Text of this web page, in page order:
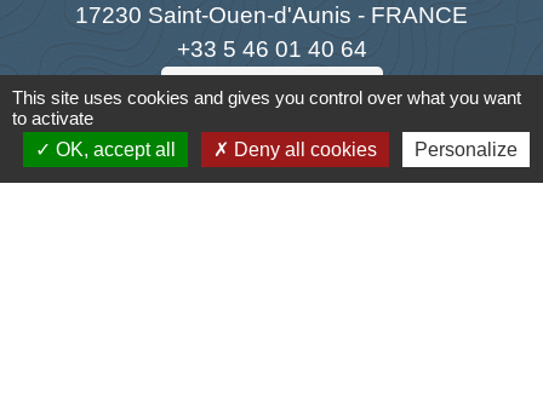
17230 Saint-Ouen-d'Aunis - FRANCE
+33 5 46 01 40 64
Contact par formulaire
This site uses cookies and gives you control over what you want
to activate
OK, accept all
Deny all cookies Personalize